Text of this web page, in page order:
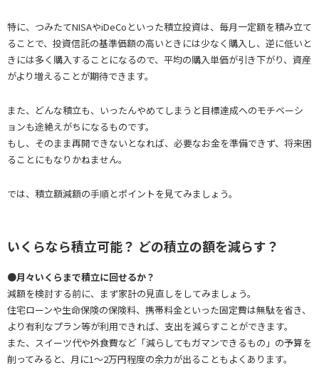
特に、つみたてNISAやiDeCoといった積立投資は、毎月一定額を積み立て
ることで、投資信託の基準価額の高いときには少なく購入し、逆に低いと
きには多く購入することになるので、平均の購入単価が引き下がり、資産
がより増えることが期待できます。
また、どんな積立も、いったんやめてしまうと目標達成へのモチベーシ
ョンも途絶えがちになるものです。
もし、そのまま再開できないとなれば、必要なお金を準備できず、将来困
ることにもなりかねません。
では、積立額減額の手順とポイントを見てみましょう。
いくらなら積立可能？ どの積立の額を減らす？
●月々いくらまで積立に回せるか？
減額を検討する前に、まず家計の見直しをしてみましょう。
住宅ローンや生命保険の保険料、携帯料金といった固定費は無駄を省き、
より有利なプラン等が利用できれば、支出を減らすことができます。
また、スイーツ代や外食費など「減らしてもガマンできるもの」の予算を
削ってみると、月に1～2万円程度の余力が出ることもよくあります。